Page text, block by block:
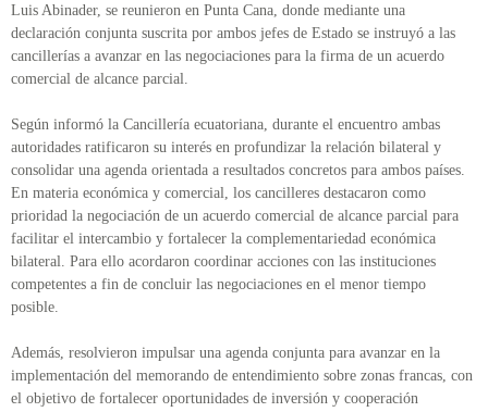
Luis Abinader, se reunieron en Punta Cana, donde mediante una
declaración conjunta suscrita por ambos jefes de Estado se instruyó a las
cancillerías a avanzar en las negociaciones para la firma de un acuerdo
comercial de alcance parcial.
Según informó la Cancillería ecuatoriana, durante el encuentro ambas
autoridades ratificaron su interés en profundizar la relación bilateral y
consolidar una agenda orientada a resultados concretos para ambos países.
En materia económica y comercial, los cancilleres destacaron como
prioridad la negociación de un acuerdo comercial de alcance parcial para
facilitar el intercambio y fortalecer la complementariedad económica
bilateral. Para ello acordaron coordinar acciones con las instituciones
competentes a fin de concluir las negociaciones en el menor tiempo
posible.
Además, resolvieron impulsar una agenda conjunta para avanzar en la
implementación del memorando de entendimiento sobre zonas francas, con
el objetivo de fortalecer oportunidades de inversión y cooperación